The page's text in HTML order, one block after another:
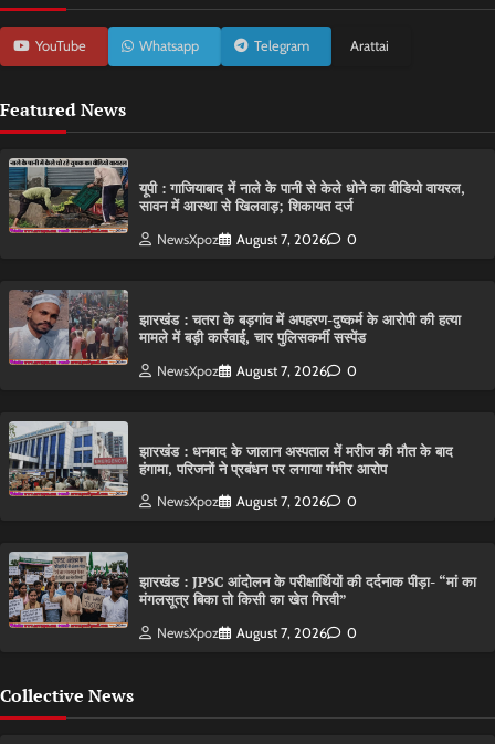
YouTube Whatsapp Telegram Arattai
Featured News
यूपी : गाजियाबाद में नाले के पानी से केले धोने का वीडियो वायरल,
सावन में आस्था से खिलवाड़; शिकायत दर्ज
NewsXpoz August 7, 2026 0
झारखंड : चतरा के बड़गांव में अपहरण-दुष्कर्म के आरोपी की हत्या
मामले में बड़ी कार्रवाई, चार पुलिसकर्मी सस्पेंड
NewsXpoz August 7, 2026 0
झारखंड : धनबाद के जालान अस्पताल में मरीज की मौत के बाद
हंगामा, परिजनों ने प्रबंधन पर लगाया गंभीर आरोप
NewsXpoz August 7, 2026 0
झारखंड : JPSC आंदोलन के परीक्षार्थियों की दर्दनाक पीड़ा- “मां का
मंगलसूत्र बिका तो किसी का खेत गिरवी”
NewsXpoz August 7, 2026 0
Collective News